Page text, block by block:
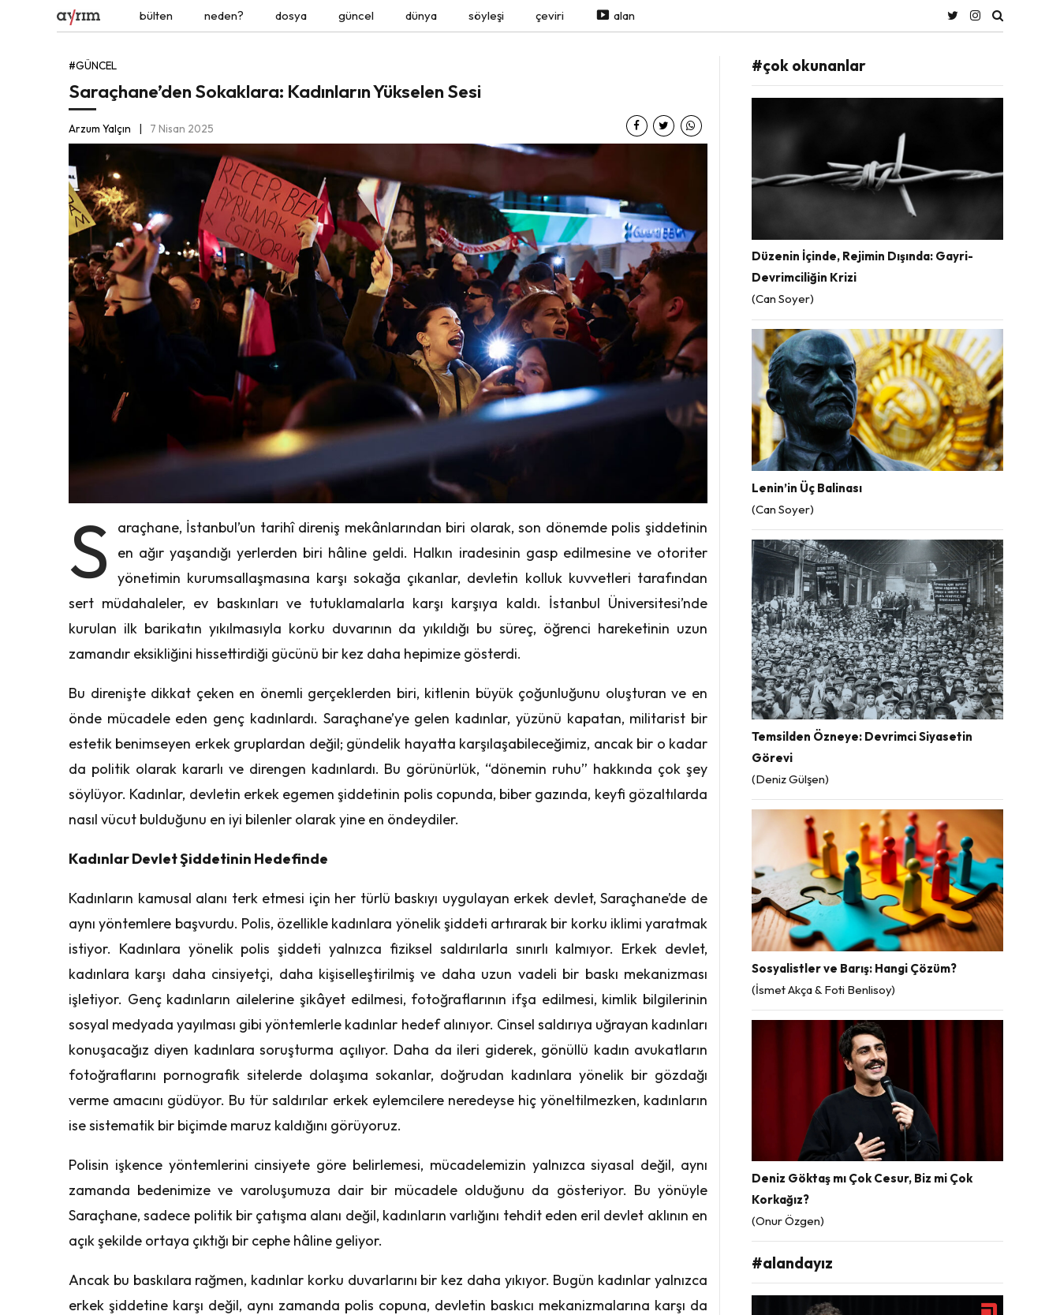
bülten neden? dosya güncel dünya söyleşi çeviri alan
#GÜNCEL
Saraçhane’den Sokaklara: Kadınların Yükselen Sesi
Arzum Yalçın 7 Nisan 2025
S
araçhane, İstanbul’un tarihî direniş mekânlarından biri olarak, son dönemde polis şiddetinin
en ağır yaşandığı yerlerden biri hâline geldi. Halkın iradesinin gasp edilmesine ve otoriter
yönetimin kurumsallaşmasına karşı sokağa çıkanlar, devletin kolluk kuvvetleri tarafından
sert müdahaleler, ev baskınları ve tutuklamalarla karşı karşıya kaldı. İstanbul Üniversitesi’nde
kurulan ilk barikatın yıkılmasıyla korku duvarının da yıkıldığı bu süreç, öğrenci hareketinin uzun
zamandır eksikliğini hissettirdiği gücünü bir kez daha hepimize gösterdi.
Bu direnişte dikkat çeken en önemli gerçeklerden biri, kitlenin büyük çoğunluğunu oluşturan ve en
önde mücadele eden genç kadınlardı. Saraçhane’ye gelen kadınlar, yüzünü kapatan, militarist bir
estetik benimseyen erkek gruplardan değil; gündelik hayatta karşılaşabileceğimiz, ancak bir o kadar
da politik olarak kararlı ve direngen kadınlardı. Bu görünürlük, “dönemin ruhu” hakkında çok şey
söylüyor. Kadınlar, devletin erkek egemen şiddetinin polis copunda, biber gazında, keyfi gözaltılarda
nasıl vücut bulduğunu en iyi bilenler olarak yine en öndeydiler.
Kadınlar Devlet Şiddetinin Hedefinde
Kadınların kamusal alanı terk etmesi için her türlü baskıyı uygulayan erkek devlet, Saraçhane’de de
aynı yöntemlere başvurdu. Polis, özellikle kadınlara yönelik şiddeti artırarak bir korku iklimi yaratmak
istiyor. Kadınlara yönelik polis şiddeti yalnızca fiziksel saldırılarla sınırlı kalmıyor. Erkek devlet,
kadınlara karşı daha cinsiyetçi, daha kişiselleştirilmiş ve daha uzun vadeli bir baskı mekanizması
işletiyor. Genç kadınların ailelerine şikâyet edilmesi, fotoğraflarının ifşa edilmesi, kimlik bilgilerinin
sosyal medyada yayılması gibi yöntemlerle kadınlar hedef alınıyor. Cinsel saldırıya uğrayan kadınları
konuşacağız diyen kadınlara soruşturma açılıyor. Daha da ileri giderek, gönüllü kadın avukatların
fotoğraflarını pornografik sitelerde dolaşıma sokanlar, doğrudan kadınlara yönelik bir gözdağı
verme amacını güdüyor. Bu tür saldırılar erkek eylemcilere neredeyse hiç yöneltilmezken, kadınların
ise sistematik bir biçimde maruz kaldığını görüyoruz.
Polisin işkence yöntemlerini cinsiyete göre belirlemesi, mücadelemizin yalnızca siyasal değil, aynı
zamanda bedenimize ve varoluşumuza dair bir mücadele olduğunu da gösteriyor. Bu yönüyle
Saraçhane, sadece politik bir çatışma alanı değil, kadınların varlığını tehdit eden eril devlet aklının en
açık şekilde ortaya çıktığı bir cephe hâline geliyor.
Ancak bu baskılara rağmen, kadınlar korku duvarlarını bir kez daha yıkıyor. Bugün kadınlar yalnızca
erkek şiddetine karşı değil, aynı zamanda polis copuna, devletin baskıcı mekanizmalarına karşı da
#çok okunanlar
Düzenin İçinde, Rejimin Dışında: Gayri-
Devrimciliğin Krizi
(Can Soyer)
Lenin’in Üç Balinası
(Can Soyer)
Temsilden Özneye: Devrimci Siyasetin
Görevi
(Deniz Gülşen)
Sosyalistler ve Barış: Hangi Çözüm?
(İsmet Akça & Foti Benlisoy)
Deniz Göktaş mı Çok Cesur, Biz mi Çok
Korkağız?
(Onur Özgen)
#alandayız